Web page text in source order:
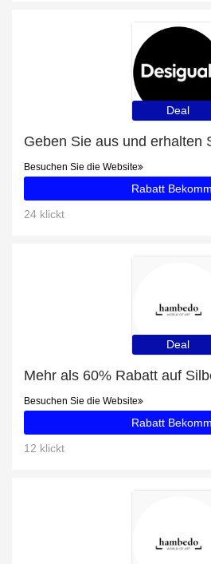
Deal
Besuchen Sie die Website
Rabatt
24 klickt
Deal
Mehr als 60% Rabatt auf
Besuchen Sie die Website
Rabatt
12 klickt